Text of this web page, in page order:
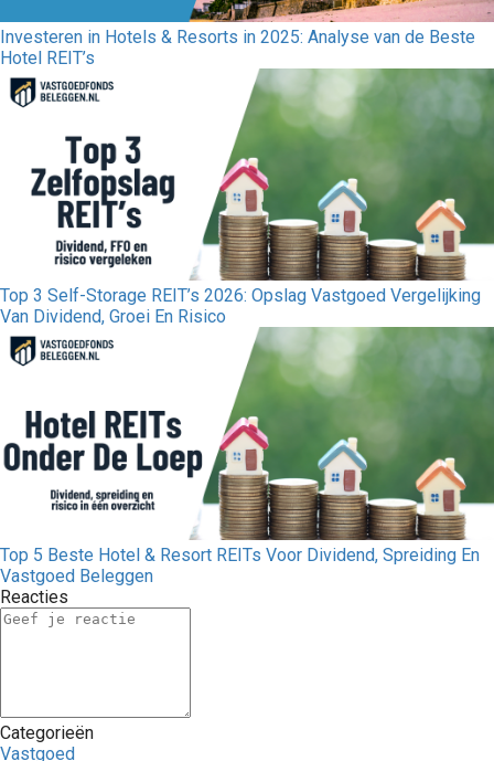
Investeren in Hotels & Resorts in 2025: Analyse van de Beste
Hotel REIT’s
Top 3 Self-Storage REIT’s 2026: Opslag Vastgoed Vergelijking
Van Dividend, Groei En Risico
Top 5 Beste Hotel & Resort REITs Voor Dividend, Spreiding En
Vastgoed Beleggen
Reacties
Categorieën
Vastgoed